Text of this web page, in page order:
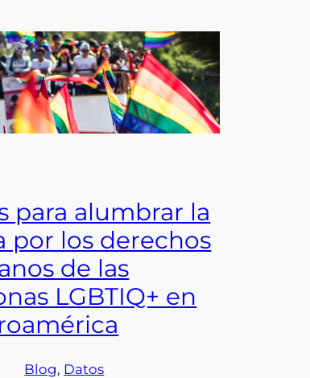
para alumbrar la
por los derechos
de las
LGBTIQ+ en
Blog, Datos